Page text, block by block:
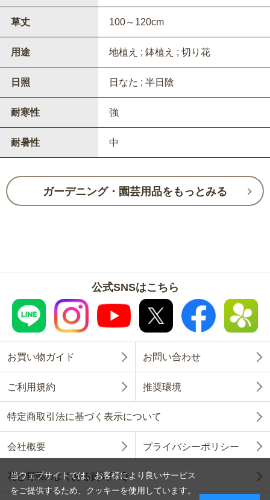
草丈 100～120cm
用途 地植え ; 鉢植え ; 切り花
日照 日なた ; 半日陰
耐寒性 強
耐暑性 中
ガーデニング・園芸用品をもっとみる
公式SNSはこちら
お買い物ガイド お問い合わせ
ご利用規約 推奨環境
特定商取引法に基づく表示について
会社概要 プライバシーポリシー
花と野菜のよくある質問FAQ
当ウェブサイトでは、お客様により良いサービス
をご提供するため、クッキーを使用しています。